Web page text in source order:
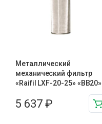
Металлический
механический фильтр
«Raifil LXF-20-25» «BB20»
5 637 ₽